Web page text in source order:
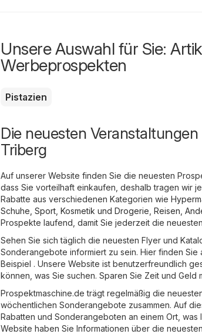
Unsere Auswahl für Sie:
Werbeprospekten
Pistazien
Die neuesten
Triberg
Auf unserer Website finden Sie die neuesten
dass Sie vorteilhaft einkaufen, deshalb tragen wir
Rabatte aus verschiedenen Kategorien wie
Schuhe, Sport Kosmetik und Drogerie Reisen
Prospekte laufend, damit Sie jederzeit die
Sehen Sie sich täglich die neuesten Flyer und
Sonderangebote informiert zu sein. Hier finden
Beispiel . Unsere Website ist benutzerfreundlich
können, was Sie suchen. Sparen Sie Zeit und
Prospektmaschine.de trägt regelmäßig die
wöchentlichen Sonderangebote zusammen. Auf
Rabatten und Sonderangeboten an einem Ort,
Website haben Sie Informationen über die